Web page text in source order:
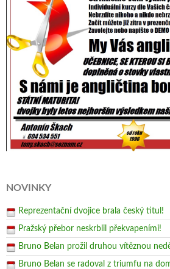
NOVINKY
Reprezentační dvojice brala český titul!
Pražský přebor neskrblil překvapeními!
Bruno Belan prožil druhou vítěznou
Bruno Belan se radoval z triumfu na